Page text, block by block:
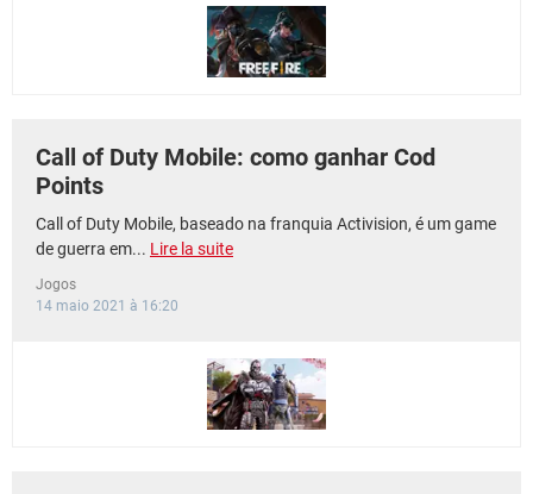
Call of Duty Mobile: como ganhar Cod
Points
Call of Duty Mobile, baseado na franquia Activision, é um game
de guerra em... Lire la suite
Jogos
14 maio 2021 à 16:20